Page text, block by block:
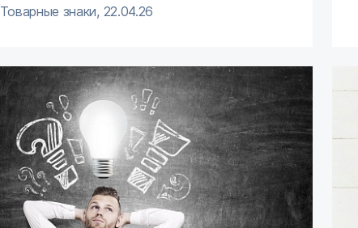
Товарные знаки, 22.04.26